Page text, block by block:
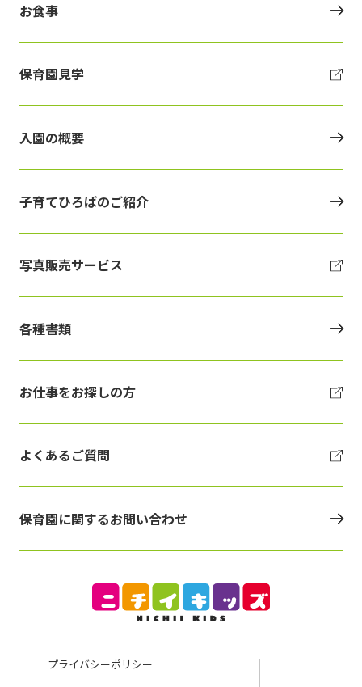
プライバシーポリシー
お食事
保育園見学
入園の概要
子育てひろばのご紹介
写真販売サービス
各種書類
お仕事をお探しの方
よくあるご質問
保育園に関するお問い合わせ